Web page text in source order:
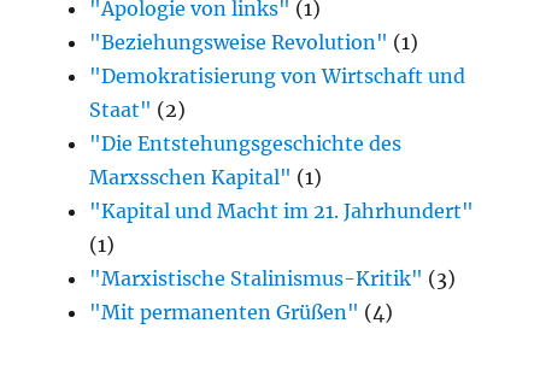
"Apologie von links" (1)
"Beziehungsweise Revolution" (1)
"Demokratisierung von Wirtschaft und
Staat" (2)
"Die Entstehungsgeschichte des
Marxsschen Kapital" (1)
"Kapital und Macht im 21. Jahrhundert"
(1)
"Marxistische Stalinismus-Kritik" (3)
"Mit permanenten Grüßen" (4)